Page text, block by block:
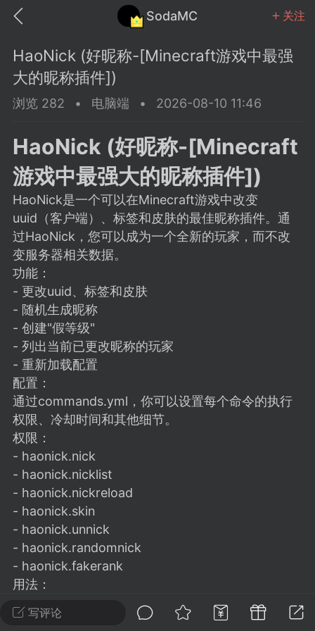
SodaMC 关注
中文社区 SodaMC
教程 材质 社区
11-27 02:06
电脑端 社区规则
议贴】SodaMC 的改进与建议 🧃
社区的建议&反馈板块，欢迎每
在这里畅所欲言，提出你对 社区功能、
、管理方式等方面 的任何想法！...
11
潮涌核心
永久赞助者
24 23:37
电脑端 整合包分享
主页反馈贴
反馈你遇到的问题 以及 你期望的功能等
不方便可尝试通过邮箱与作者进行反馈
写评论
HaoNick (好昵称-[Minecraft游戏中最强
大的昵称插件])
浏览 282 • 电脑端 • 2026-08-10 11:46
HaoNick (好昵称-[Minecraft
游戏中最强大的昵称插件])
HaoNick是一个可以在Minecraft游戏中改变
uuid（客户端）、标签和皮肤的最佳昵称插件。通
过HaoNick，您可以成为一个全新的玩家，而不改
变服务器相关数据。
功能：
- 更改uuid、标签和皮肤
- 随机生成昵称
- 创建"假等级"
- 列出当前已更改昵称的玩家
- 重新加载配置
配置：
通过commands.yml，你可以设置每个命令的执行
权限、冷却时间和其他细节。
权限：
- haonick.nick
- haonick.nicklist
- haonick.nickreload
- haonick.skin
- haonick.unnick
- haonick.randomnick
- haonick.fakerank
用法：
- 使用/nick命令来更改标签/皮肤
- 使用/nicklist命令来列出所有昵称